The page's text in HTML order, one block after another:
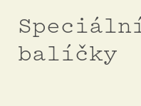
balíčky